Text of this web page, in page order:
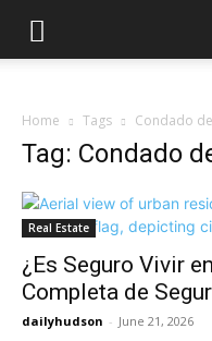
Home Tags Condado
Tag: Condado
Real Estate
¿Es Seguro Vivir
Completa de
dailyhudson - June 21, 2026